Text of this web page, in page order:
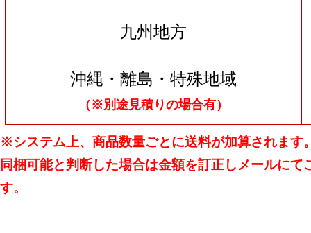
九州地方
沖縄・離島・特殊地域
（※別途見積りの場合有）
※システム上、商品数量ごとに送料が加算されます
同梱可能と判断した場合は金額を訂正しメールにて
す。